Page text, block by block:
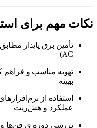
نکات مهم برای
AC)
تهویه مناسب و فراهم
بهینه
استفاده از
عملکرد و هش‌ریت
بررسی دوره‌ای فن‌ها و